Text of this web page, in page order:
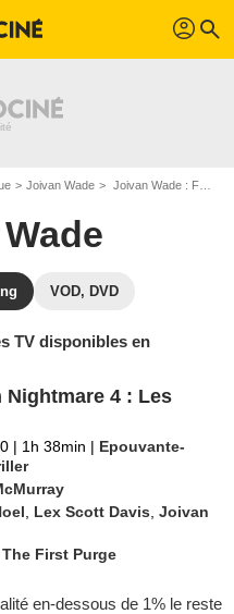
profil search
Joivan Wade Joivan Wade : Films et séries online
VOD, DVD
TV disponibles en
Nightmare 4 : Les
| 1h 38min | Epouvante-
Lex Scott Davis ,Joivan
The First Purge
en-dessous de 1% le reste